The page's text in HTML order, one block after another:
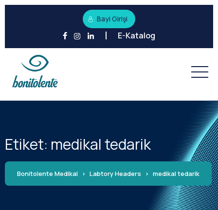
Bayi Girişi
E-Katalog
Etiket: medikal tedarik
Bonitolente Medikal > Labtory Headers > medikal tedarik